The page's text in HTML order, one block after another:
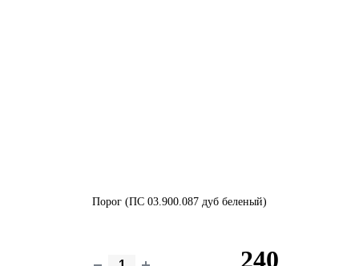
Порог (ПС 03.900.087 дуб беленый)
240